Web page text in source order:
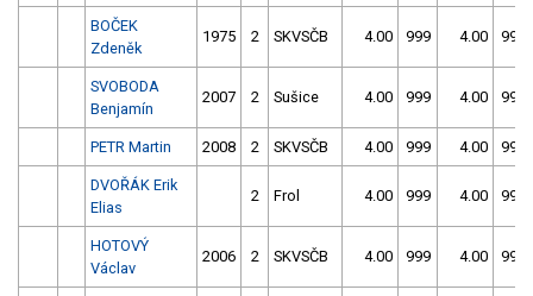
BOČEK
Zdeněk
1975 2 SKVSČB 4.00 999 4.00 999
SVOBODA
Benjamín
2007 2 Sušice 4.00 999 4.00 999
PETR Martin 2008 2 SKVSČB 4.00 999 4.00 999
DVOŘÁK Erik
Elias
2 Frol 4.00 999 4.00 999
HOTOVÝ
Václav
2006 2 SKVSČB 4.00 999 4.00 999